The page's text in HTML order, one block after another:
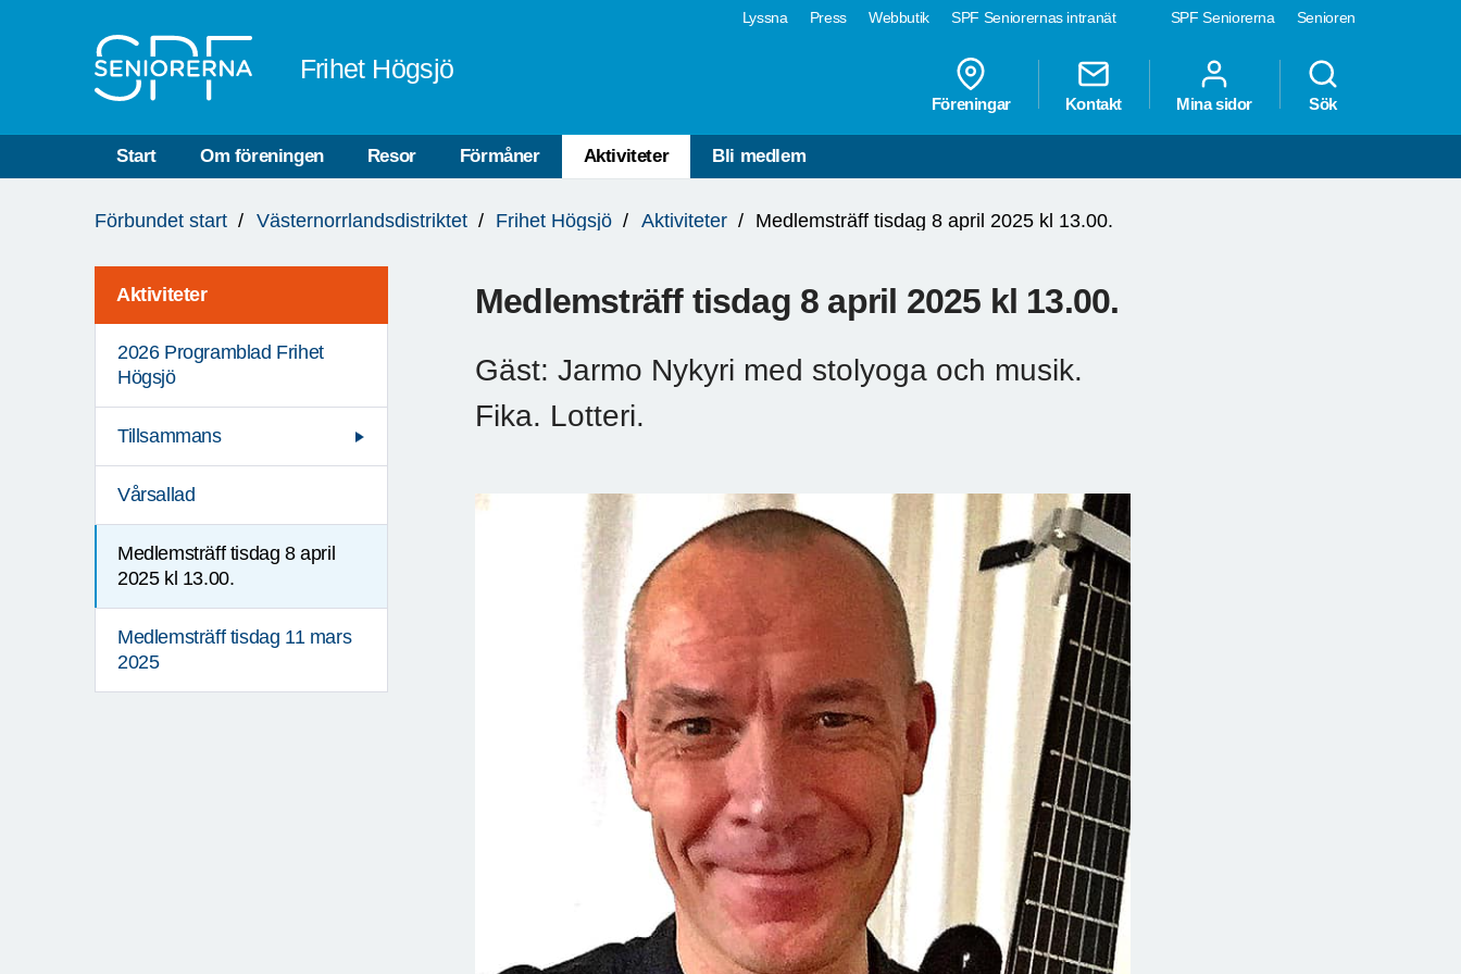
SPF Seniorerna Senioren
Lyssna Press Webbutik SPF Seniorernas intranät
Frihet Högsjö
Föreningar Kontakt Mina sidor Sök
Start Om föreningen Resor Förmåner Aktiviteter Bli medlem
är
Förbundet start Västernorrlandsdistriktet Frihet Högsjö Aktiviteter Medlemsträff tisdag 8 april 2025 kl 13.00.
Aktiviteter
2026 Programblad Frihet
Högsjö
Tillsammans
Vårsallad
Medlemsträff tisdag 8 april
2025 kl 13.00.
Medlemsträff tisdag 11 mars
2025
Medlemsträff tisdag 8 april 2025 kl 13.00.
Gäst: Jarmo Nykyri med stolyoga och musik.
Fika. Lotteri.